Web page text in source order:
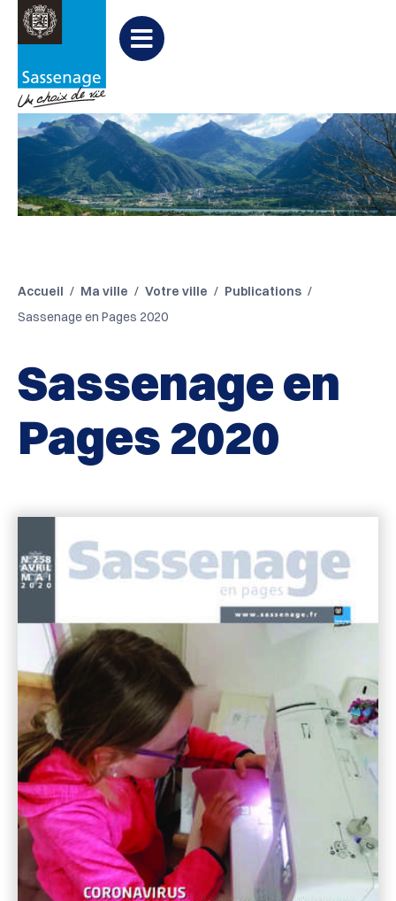
Aller à la recherche
Accueil Ma ville Votre ville
Publications
Sassenage en Pages 2020
Sassenage en
Pages 2020